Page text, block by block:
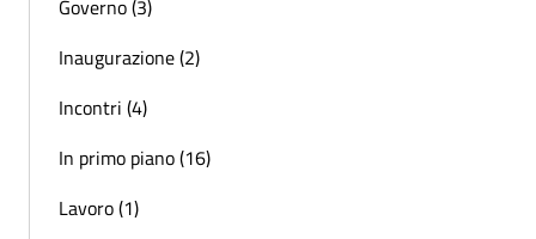
Governo (3)
Inaugurazione (2)
Incontri (4)
In primo piano (16)
Lavoro (1)